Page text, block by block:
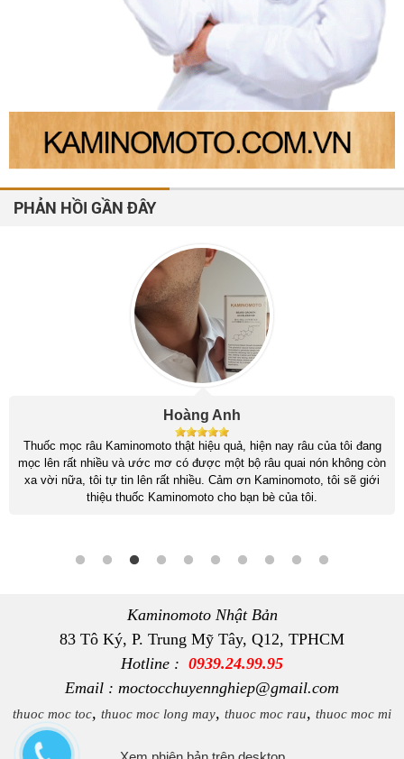
PHẢN HỒI GẦN ĐÂY
Hoàng Anh
Thuốc mọc râu Kaminomoto thật hiệu quả, hiện nay râu của tôi đang
mọc lên rất nhiều và ước mơ có được một bộ râu quai nón không còn
xa vời nữa, tôi tự tin lên rất nhiều. Cảm ơn Kaminomoto, tôi sẽ giới
thiệu thuốc Kaminomoto cho bạn bè của tôi.
Kaminomoto Nhật Bản
83 Tô Ký, P. Trung Mỹ Tây, Q12, TPHCM
Hotline : 0939.24.99.95
Email : moctocchuyennghiep@gmail.com
thuoc moc toc, thuoc moc long may, thuoc moc rau, thuoc moc mi